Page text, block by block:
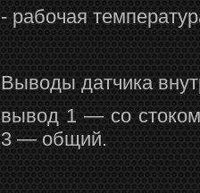
- рабочая
Выводы датчика
вывод 1 — со
3 — общий.